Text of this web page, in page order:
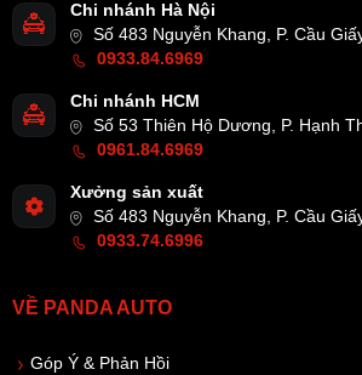
Chi nhánh Hà Nội
Số 483 Nguyễn Khang, P. Cầu
0933.84.6969
Chi nhánh HCM
Số 53 Thiên Hộ Dương, P. Hạnh
0961.84.6969
Xưởng sản xuất
Số 483 Nguyễn Khang, P. Cầu
0933.74.6996
VỀ PANDA AUTO
Góp Ý & Phản Hồi